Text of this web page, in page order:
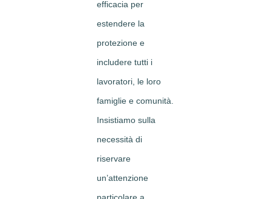
efficacia per
estendere la
protezione e
includere tutti i
lavoratori, le loro
famiglie e comunità.
Insistiamo sulla
necessità di
riservare
un’attenzione